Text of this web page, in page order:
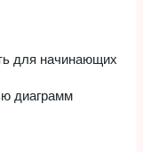
для начинающих
диаграмм